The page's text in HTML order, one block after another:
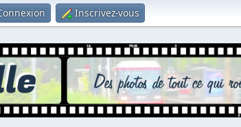
Inscrivez-vous